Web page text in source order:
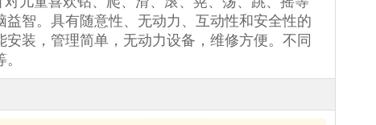
智。具有随意性、无动力、互动性和安全性的
装，管理简单，无动力设备，维修方便。不同